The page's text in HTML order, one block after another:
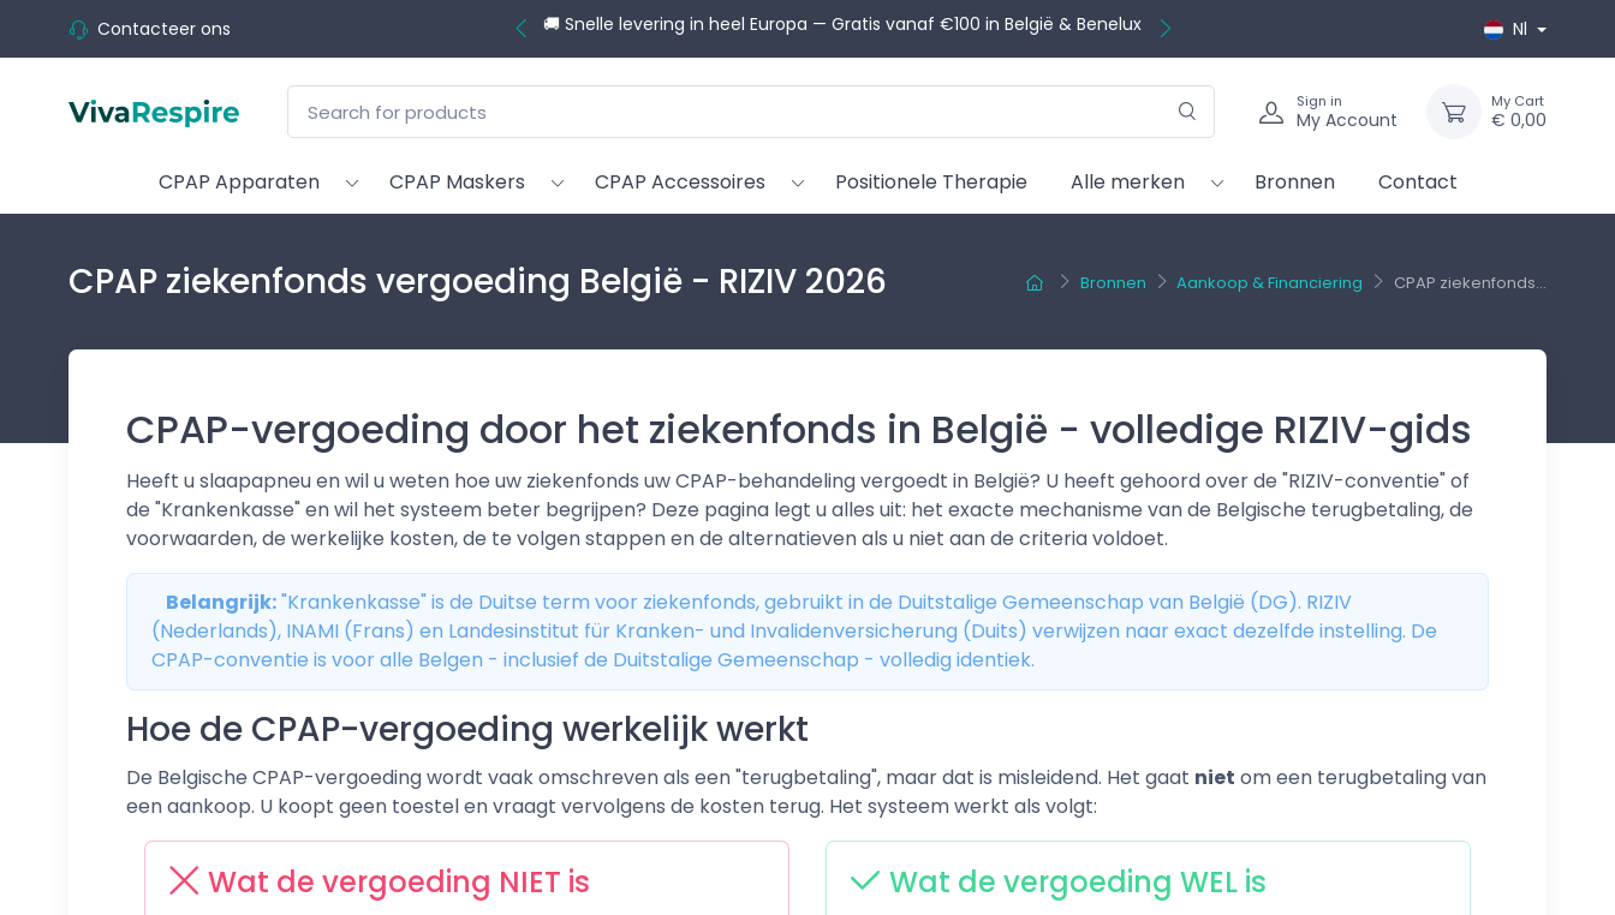
Contacteer ons 💬 Hulp nodig bij het kiezen? Onze CPAP-adviseurs helpen u gratis Nl
Sign in
My Account
My Cart
€ 0,00
CPAP Apparaten CPAP Maskers CPAP Accessoires Positionele Therapie Alle merken Bronnen Contact
Bronnen Aankoop & Financiering CPAP ziekenfonds...
CPAP ziekenfonds vergoeding België - RIZIV 2026
CPAP-vergoeding door het ziekenfonds in België - volledige RIZIV-gids
Heeft u slaapapneu en wil u weten hoe uw ziekenfonds uw CPAP-behandeling vergoedt in België? U heeft gehoord over de "RIZIV-conventie" of
de "Krankenkasse" en wil het systeem beter begrijpen? Deze pagina legt u alles uit: het exacte mechanisme van de Belgische terugbetaling, de
voorwaarden, de werkelijke kosten, de te volgen stappen en de alternatieven als u niet aan de criteria voldoet.
Belangrijk:"Krankenkasse" is de Duitse term voor ziekenfonds, gebruikt in de Duitstalige Gemeenschap van België (DG). RIZIV
(Nederlands), INAMI (Frans) en Landesinstitut für Kranken- und Invalidenversicherung (Duits) verwijzen naar exact dezelfde instelling. De
CPAP-conventie is voor alle Belgen - inclusief de Duitstalige Gemeenschap - volledig identiek.
Hoe de CPAP-vergoeding werkelijk werkt
De Belgische CPAP-vergoeding wordt vaak omschreven als een "terugbetaling", maar dat is misleidend. Het gaat niet om een terugbetaling van
een aankoop. U koopt geen toestel en vraagt vervolgens de kosten terug. Het systeem werkt als volgt:
Wat de vergoeding NIET is Wat de vergoeding WEL is